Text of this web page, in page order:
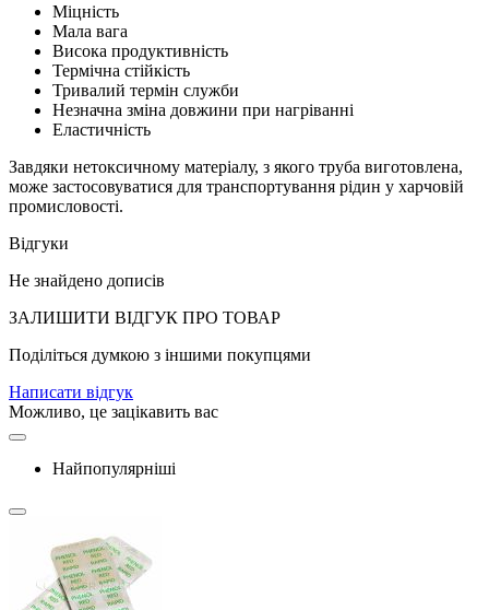
Міцність
Мала вага
Висока продуктивність
Термічна стійкість
Тривалий термін служби
Незначна зміна довжини при нагріванні
Еластичність
Завдяки нетоксичному матеріалу, з якого труба виготовлена,
може застосовуватися для транспортування рідин у харчовій
промисловості.
Відгуки
Не знайдено дописів
ЗАЛИШИТИ ВIДГУК ПРО ТОВАР
Поділіться думкою з іншими покупцями
Написати відгук
Можливо, це зацікавить вас
Найпопулярніші